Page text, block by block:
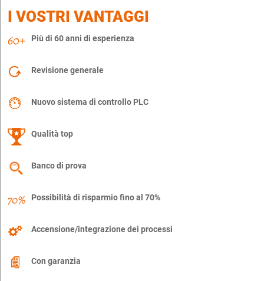
I VOSTRI VANTAGGI
Più di 60 anni di esperienza
Revisione generale
Nuovo sistema di controllo PLC
Qualità top
Banco di prova
Possibilità di risparmio fino al 70%
Accensione/integrazione dei processi
Con garanzia